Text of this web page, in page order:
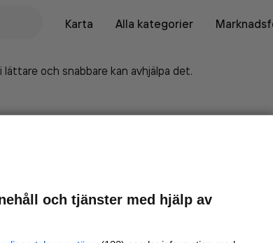
Karta
Alla kategorier
och snabbare kan avhjälpa det.
och tjänster med hjälp av